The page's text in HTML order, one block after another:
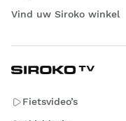
Vind uw Siroko winkel
Fietsvideo’s